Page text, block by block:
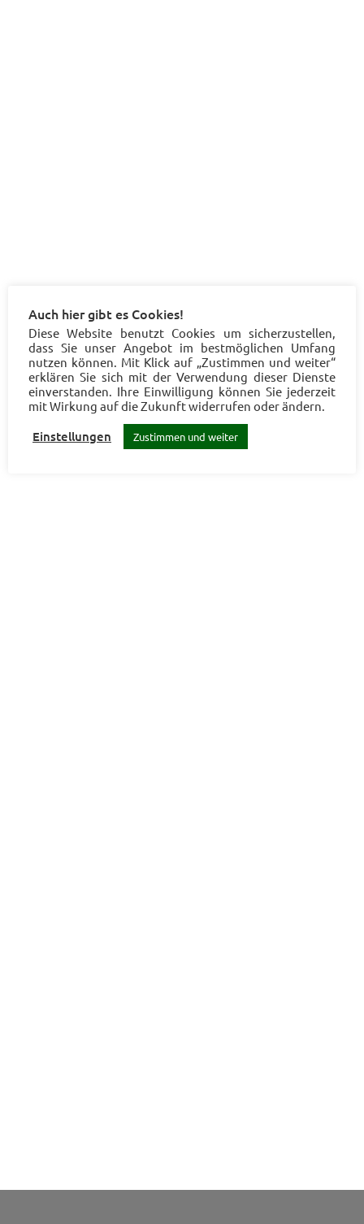
Auch hier gibt es Cookies!
Diese Website benutzt Cookies um sicherzustellen,
dass Sie unser Angebot im bestmöglichen Umfang
nutzen können. Mit Klick auf „Zustimmen und weiter“
erklären Sie sich mit der Verwendung dieser Dienste
einverstanden. Ihre Einwilligung können Sie jederzeit
mit Wirkung auf die Zukunft widerrufen oder ändern.
Einstellungen Zustimmen und weiter